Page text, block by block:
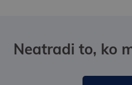
Neatradi to, ko